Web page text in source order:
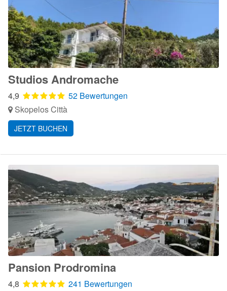
Studios Andromache
4,9
52 Bewertungen
Skopelos Città
JETZT BUCHEN
Pansion Prodromina
4,8
241 Bewertungen